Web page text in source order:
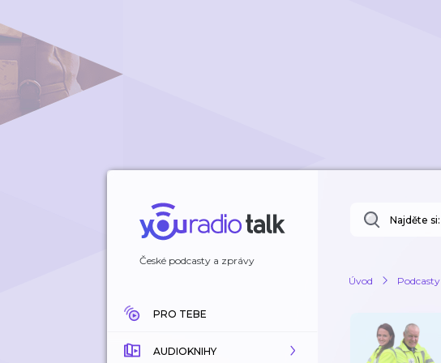
České podcasty a zprávy
PRO TEBE
AUDIOKNIHY
Najděte si:
Úvod Podcasty